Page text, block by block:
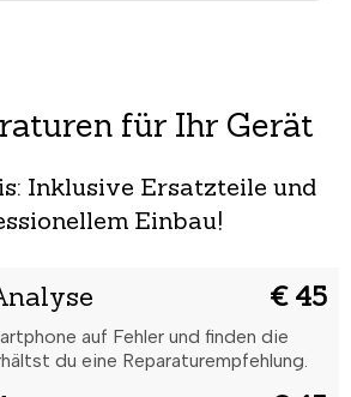
für Ihr Gerät
Inklusive Ersatzteile und
Einbau!
€ 45
auf Fehler und finden die
du eine Reparaturempfehlung.